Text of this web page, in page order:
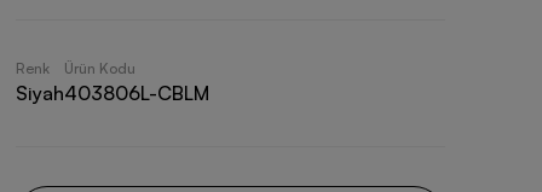
Renk
Siyah
Ürün Kodu
403806L-CBLM